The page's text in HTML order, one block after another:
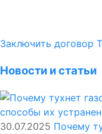
Заключить договор
Новости и статьи
30.07.2025 Почему